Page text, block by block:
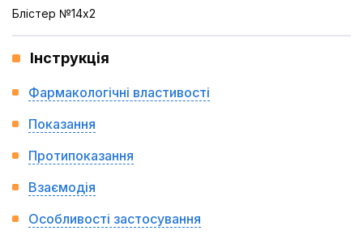
Блістер №14x2
Інструкція
Фармакологічні властивості
Показання
Протипоказання
Взаємодія
Особливості застосування